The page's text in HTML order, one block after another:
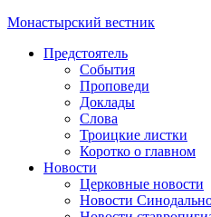
Монастырский вестник
Предстоятель
События
Проповеди
Доклады
Слова
Троицкие листки
Коротко о главном
Новости
Церковные новости
Новости